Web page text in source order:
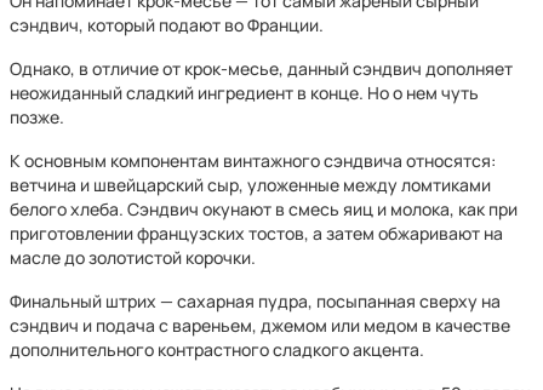
сэндвич, который подают во Франции.
Однако, в отличие от крок-месье, данный сэндвич дополняет
неожиданный сладкий ингредиент в конце. Но о нем чуть
позже.
К основным компонентам винтажного сэндвича относятся:
ветчина и швейцарский сыр, уложенные между ломтиками
белого хлеба. Сэндвич окунают в смесь яиц и молока, как при
приготовлении французских тостов, а затем обжаривают на
масле до золотистой корочки.
Финальный штрих — сахарная пудра, посыпанная сверху на
сэндвич и подача с вареньем, джемом или медом в качестве
дополнительного контрастного сладкого акцента.